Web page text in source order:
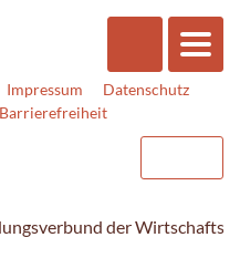
Impressum
Datenschutz
Barrierefreiheit
der